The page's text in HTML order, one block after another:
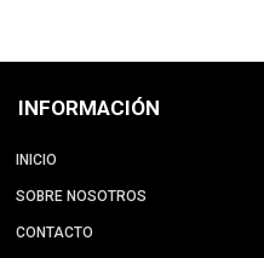
INFORMACIÓN
INICIO
SOBRE NOSOTROS
CONTACTO